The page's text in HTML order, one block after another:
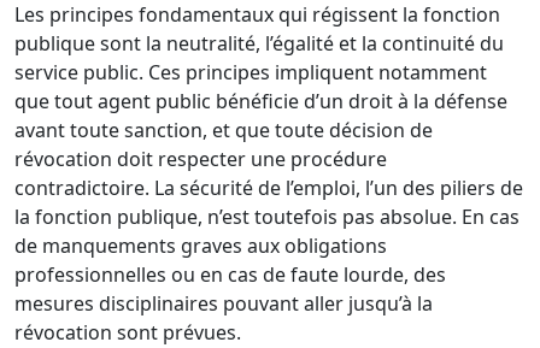
Les principes fondamentaux qui régissent la fonction
publique sont la neutralité, l’égalité et la continuité du
service public. Ces principes impliquent notamment
que tout agent public bénéficie d’un droit à la défense
avant toute sanction, et que toute décision de
révocation doit respecter une procédure
contradictoire. La sécurité de l’emploi, l’un des piliers de
la fonction publique, n’est toutefois pas absolue. En cas
de manquements graves aux obligations
professionnelles ou en cas de faute lourde, des
mesures disciplinaires pouvant aller jusqu’à la
révocation sont prévues.